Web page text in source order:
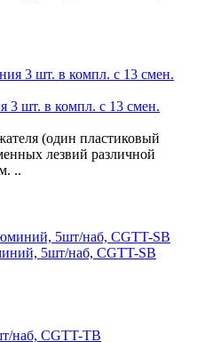
3 шт. в компл. с 13 смен.
(один пластиковый
лезвий различной
..
5шт/наб, CGTT-SB